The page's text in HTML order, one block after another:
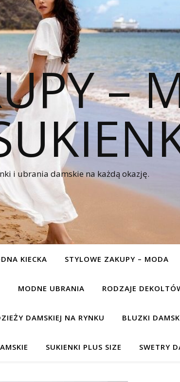
–
i ubrania damskie na każdą okazję.
KIECKA STYLOWE ZAKUPY – MODA
MODNE UBRANIA RODZAJE
DAMSKIEJ NA RYNKU BLUZKI
SUKIENKI PLUS SIZE SWETRY